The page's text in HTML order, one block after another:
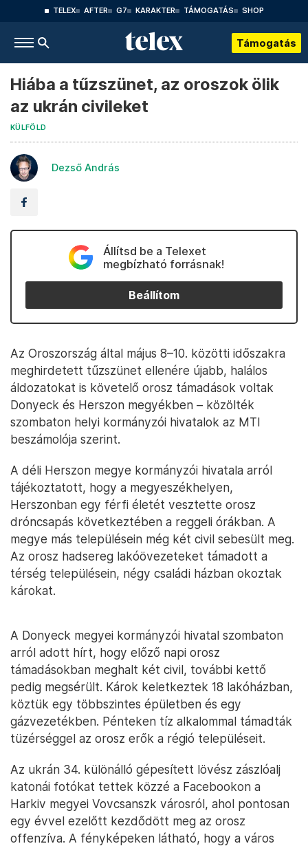
TELEX AFTER G7 KARAKTER TÁMOGATÁS SHOP
Támogatás
Hiába a tűzszünet, az oroszok ölik
az ukrán civileket
KÜLFÖLD
Dezső András
Állítsd be a Telexet
megbízható forrásnak!
Beállítom
Az Oroszország által május 8–10. közötti időszakra
meghirdetett tűzszünet ellenére újabb, halálos
áldozatokat is követelő orosz támadások voltak
Donyeck és Herszon megyékben – közölték
szombaton helyi kormányzói hivatalok az MTI
beszámolója szerint.
A déli Herszon megye kormányzói hivatala arról
tájékoztatott, hogy a megyeszékhelyen,
Herszonban egy férfi életét vesztette orosz
dróncsapás következtében a reggeli órákban. A
megye más településein még két civil sebesült meg.
Az orosz hadsereg lakóövezeteket támadott a
térség településein, négy családi házban okoztak
károkat.
A Donyeck megyei kormányzói hivatal szombaton
arról adott hírt, hogy előző napi orosz
támadásokban meghalt két civil, további kettő
pedig megsérült. Károk keletkeztek 18 lakóházban,
köztük egy többszintes épületben és egy
gázvezetékben. Pénteken tíz alkalommal támadták
tüzérséggel az orosz erők a régió településeit.
Az ukrán 34. különálló gépesített lövész zászlóalj
katonái fotókat tettek közzé a Facebookon a
Harkiv megyei Vovcsanszk városról, ahol pontosan
egy évvel ezelőtt kezdődött meg az orosz
offenzíva. A fényképeken látható, hogy a város